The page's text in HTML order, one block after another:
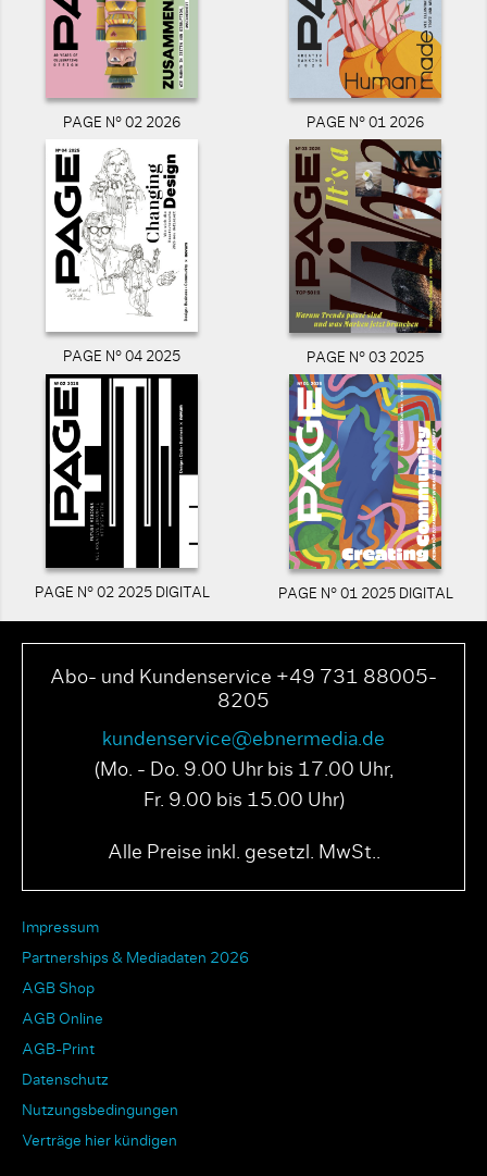
PAGE N° 02 2026 PAGE N° 01 2026
PAGE N° 04 2025 PAGE N° 03 2025
PAGE N° 02 2025 DIGITAL PAGE N° 01 2025 DIGITAL
Abo- und Kundenservice +49 731 88005-
8205
kundenservice@ebnermedia.de
(Mo. - Do. 9.00 Uhr bis 17.00 Uhr,
Fr. 9.00 bis 15.00 Uhr)
Alle Preise inkl. gesetzl. MwSt..
Impressum
Partnerships & Mediadaten 2026
AGB Shop
AGB Online
AGB-Print
Datenschutz
Nutzungsbedingungen
Verträge hier kündigen